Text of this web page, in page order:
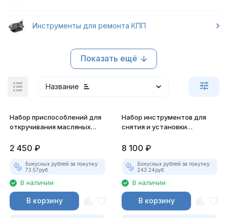
Инструменты для ремонта КПП
Показать ещё
Название
Набор приспособлений для
откручивания масляных
2 450 ₽
Бонусных рублей за покупку:
73.57руб.
В наличии
В корзину
Набор инструментов для
снятия и установки
8 100 ₽
Бонусных рублей за покупку:
243.24руб.
В наличии
В корзину